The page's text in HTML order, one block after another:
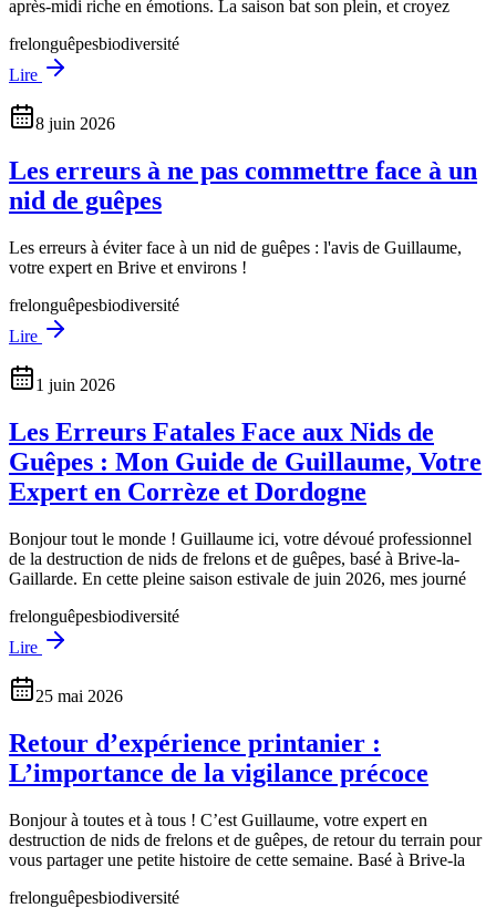
après-midi riche en émotions. La saison bat son plein, et croyez
frelonguêpesbiodiversité
Lire
8 juin 2026
Les erreurs à ne pas commettre face à un
nid de guêpes
Les erreurs à éviter face à un nid de guêpes : l'avis de Guillaume,
votre expert en Brive et environs !
frelonguêpesbiodiversité
Lire
1 juin 2026
Les Erreurs Fatales Face aux Nids de
Guêpes : Mon Guide de Guillaume, Votre
Expert en Corrèze et Dordogne
Bonjour tout le monde ! Guillaume ici, votre dévoué professionnel
de la destruction de nids de frelons et de guêpes, basé à Brive-la-
Gaillarde. En cette pleine saison estivale de juin 2026, mes journé
frelonguêpesbiodiversité
Lire
25 mai 2026
Retour d’expérience printanier :
L’importance de la vigilance précoce
Bonjour à toutes et à tous ! C’est Guillaume, votre expert en
destruction de nids de frelons et de guêpes, de retour du terrain pour
vous partager une petite histoire de cette semaine. Basé à Brive-la
frelonguêpesbiodiversité